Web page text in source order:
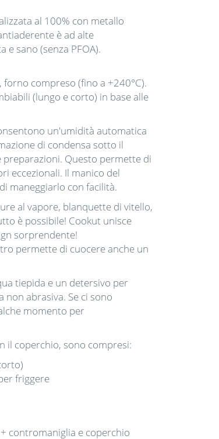
al 100% con metallo
è ad alte
sano (senza PFOA).
compreso (fino a +240°C).
(lungo e corto) in base alle
un'umidità automatica
di condensa sotto il
Questo permette di
eccezionali. Il manico del
maneggiarlo con facilità.
al vapore, blanquette di vitello,
è possibile! Cookut unisce
sorprendente!
permette di cuocere anche un
tiepida e un detersivo per
non abrasiva. Se ci sono
momento per
il coperchio, sono compresi:
friggere
contromaniglia e coperchio